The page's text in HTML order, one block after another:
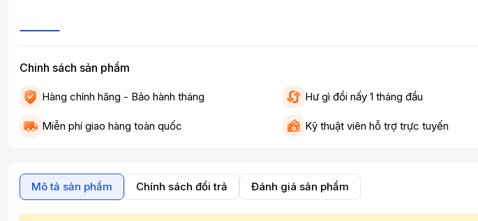
Chinh sách sản phẩm
Hàng chính hãng - Bảo hành tháng Hư gì đổi nấy 1 tháng đầu
Miễn phí giao hàng toàn quốc Kỹ thuật viên hỗ trợ trực tuyến
Mô tả sản phẩm Chính sách đổi trả Đánh giá sản phẩm